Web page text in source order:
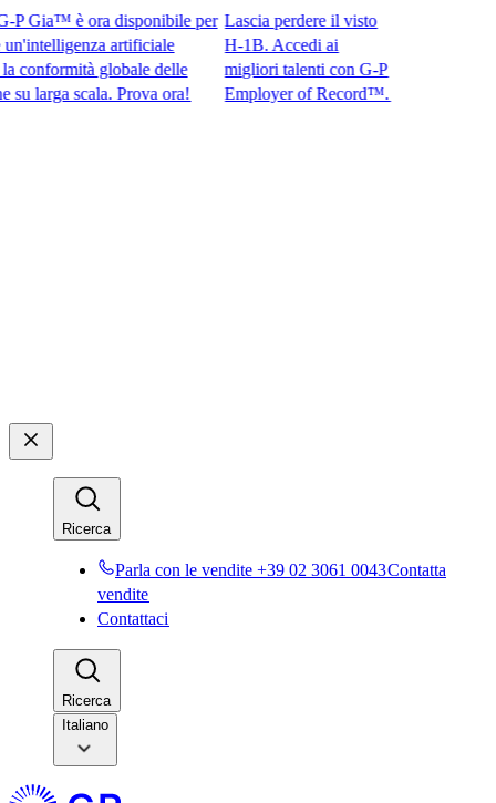
è ora disponibile per
artificiale
globale delle
scala. Prova ora!​​
Lascia perdere il visto
H-1B. Accedi ai
migliori talenti con G-P
Employer of Record™.​​
Ricerca​​
Parla con le vendite +39 02 3061 0043​​Contatta
vendite​​
Contattaci​​
Ricerca​​
Italiano